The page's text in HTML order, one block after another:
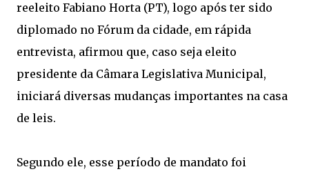
reeleito Fabiano Horta (PT), logo após ter sido
diplomado no Fórum da cidade, em rápida
entrevista, afirmou que, caso seja eleito
presidente da Câmara Legislativa Municipal,
iniciará diversas mudanças importantes na casa
de leis.
Segundo ele, esse período de mandato foi